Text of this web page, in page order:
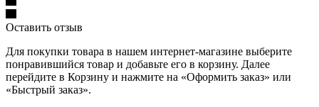
Оставить отзыв
Для покупки товара в нашем интернет-магазине выберите
понравившийся товар и добавьте его в корзину. Далее
перейдите в Корзину и нажмите на «Оформить заказ» или
«Быстрый заказ».